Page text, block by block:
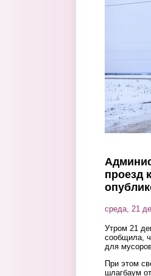
Перейти к основному содержанию
проезд
среда, 21
Утром 21
сообщила,
для
При этом
шлагбаум